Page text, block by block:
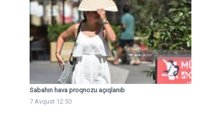
Sabahın hava proqnozu açıqlanıb
7 Avqust 12:50